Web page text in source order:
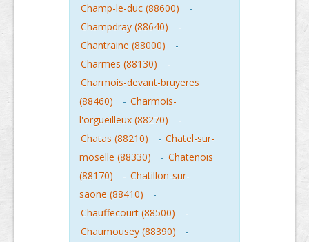
Champ-le-duc (88600)
-
Champdray (88640)
-
Chantraine (88000)
-
Charmes (88130)
-
Charmois-devant-bruyeres
(88460)
- Charmois-
l'orgueilleux (88270)
-
Chatas (88210)
- Chatel-sur-
moselle (88330)
- Chatenois
(88170)
- Chatillon-sur-
saone (88410)
-
Chauffecourt (88500)
-
Chaumousey (88390)
-